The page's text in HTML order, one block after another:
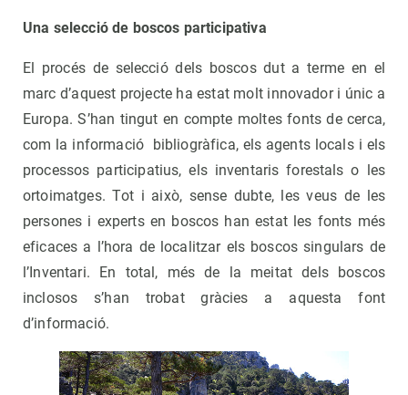
Una selecció de boscos participativa
El procés de selecció dels boscos dut a terme en el
marc d’aquest projecte ha estat molt innovador i únic a
Europa. S’han tingut en compte moltes fonts de cerca,
com la informació bibliogràfica, els agents locals i els
processos participatius, els inventaris forestals o les
ortoimatges. Tot i això, sense dubte, les veus de les
persones i experts en boscos han estat les fonts més
eficaces a l’hora de localitzar els boscos singulars de
l’Inventari. En total, més de la meitat dels boscos
inclosos s’han trobat gràcies a aquesta font
d’informació.